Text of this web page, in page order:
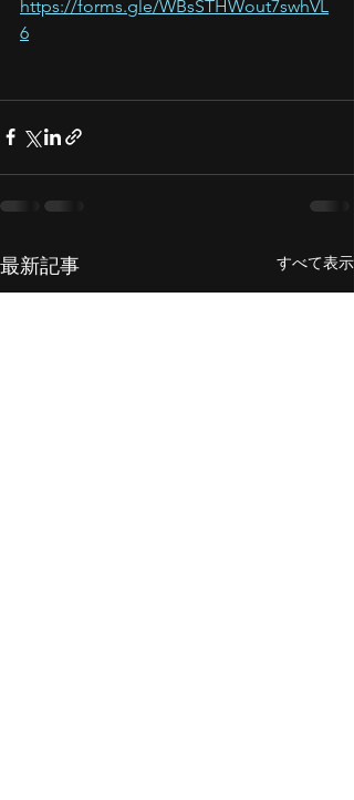
https://forms.gle/WBsSTHWout7swhVL
6
最新記事 すべて表示